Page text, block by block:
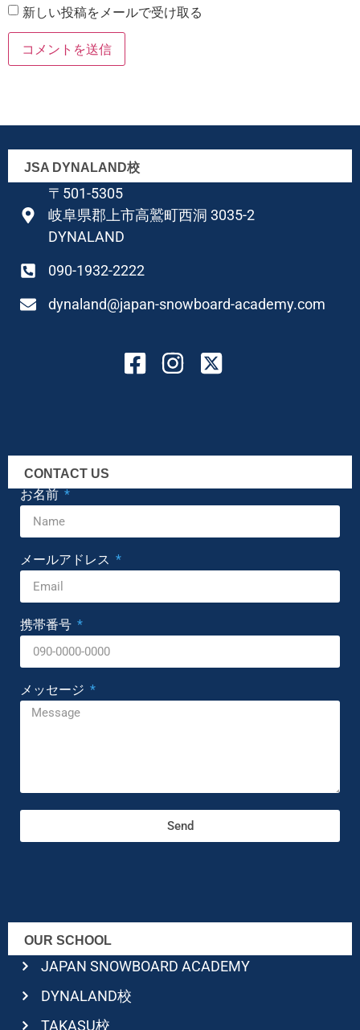
新しい投稿をメールで受け取る
JSA DYNALAND校
〒501-5305
岐阜県郡上市高鷲町西洞 3035-2
DYNALAND
090-1932-2222
dynaland@japan-snowboard-academy.com
CONTACT US
お名前
メールアドレス
携帯番号
メッセージ
Send
OUR SCHOOL
JAPAN SNOWBOARD ACADEMY
DYNALAND校
TAKASU校